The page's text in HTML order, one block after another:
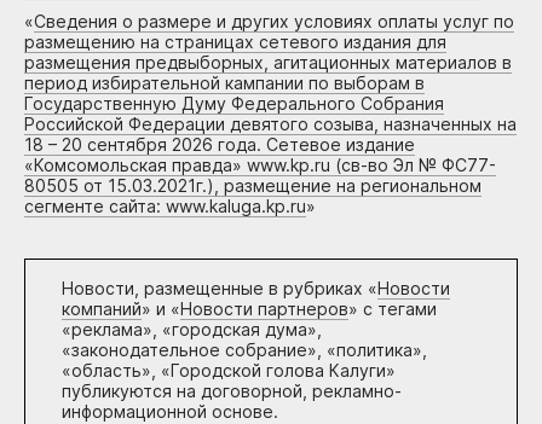
«Сведения о размере и других условиях оплаты услуг по
размещению на страницах сетевого издания для
размещения предвыборных, агитационных материалов в
период избирательной кампании по выборам в
Государственную Думу Федерального Собрания
Российской Федерации девятого созыва, назначенных на
18 – 20 сентября 2026 года. Сетевое издание
«Комсомольская правда» www.kp.ru (св-во Эл № ФС77-
80505 от 15.03.2021г.), размещение на региональном
сегменте сайта: www.kaluga.kp.ru»
Новости, размещенные в рубриках «Новости
компаний» и «Новости партнеров» с тегами
«реклама», «городская дума»,
«законодательное собрание», «политика»,
«область», «Городской голова Калуги»
публикуются на договорной, рекламно-
информационной основе.